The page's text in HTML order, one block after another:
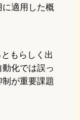
に適用した概
もらしく出
化では誤っ
が重要課題